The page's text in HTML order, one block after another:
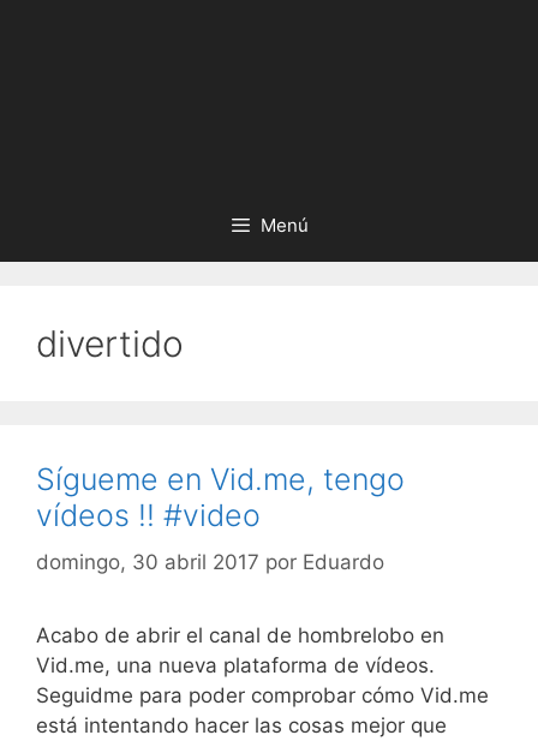
Menú
divertido
Sígueme en Vid.me, tengo
vídeos !! #video
domingo, 30 abril 2017 por Eduardo
Acabo de abrir el canal de hombrelobo en
Vid.me, una nueva plataforma de vídeos.
Seguidme para poder comprobar cómo Vid.me
está intentando hacer las cosas mejor que